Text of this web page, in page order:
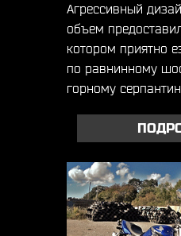
Агрессивный
объем
котором приятно
по равнинному
горному